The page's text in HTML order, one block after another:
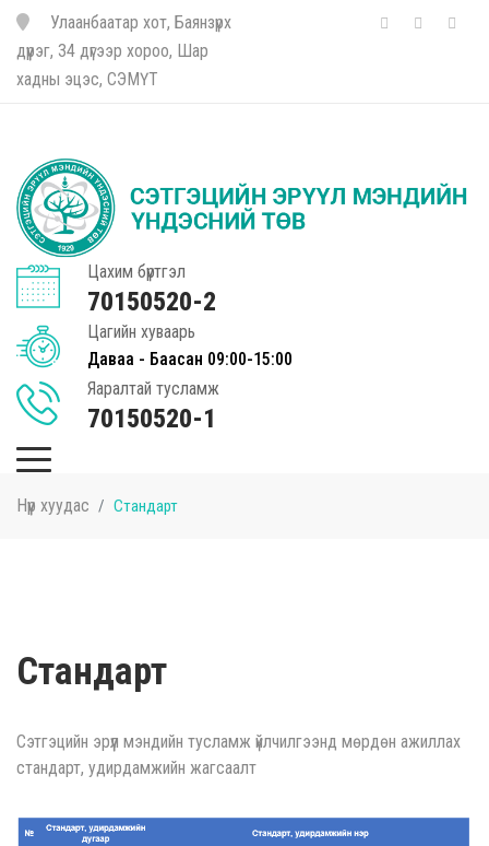
Улаанбаатар хот, Баянзүрх
дүүрэг, 34 дүгээр хороо, Шар
хадны эцэс, СЭМҮТ
Цахим бүртгэл
70150520-2
Цагийн хуваарь
Даваа - Баасан 09:00-15:00
Яаралтай тусламж
70150520-1
Нүүр хуудас Стандарт
Стандарт
Сэтгэцийн эрүүл мэндийн тусламж үйлчилгээнд мөрдөн ажиллах
стандарт, удирдамжийн жагсаалт